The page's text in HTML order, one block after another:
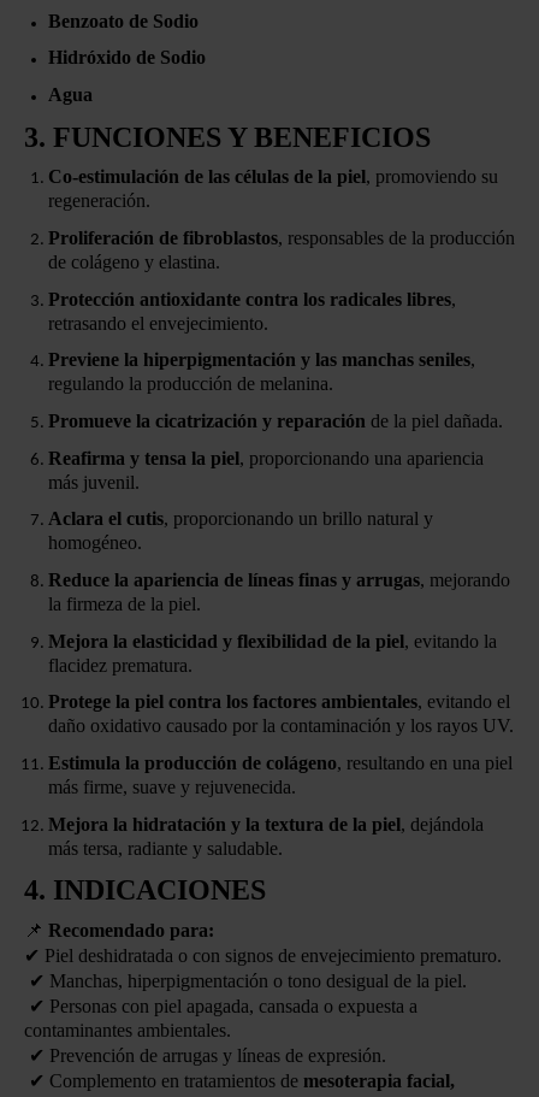
Benzoato de Sodio
Hidróxido de Sodio
Agua
3. FUNCIONES Y BENEFICIOS
Co-estimulación de las células de la piel, promoviendo su
regeneración.
Proliferación de fibroblastos, responsables de la producción
de colágeno y elastina.
Protección antioxidante contra los radicales libres,
retrasando el envejecimiento.
Previene la hiperpigmentación y las manchas seniles,
regulando la producción de melanina.
Promueve la cicatrización y reparación de la piel dañada.
Reafirma y tensa la piel, proporcionando una apariencia
más juvenil.
Aclara el cutis, proporcionando un brillo natural y
homogéneo.
Reduce la apariencia de líneas finas y arrugas, mejorando
la firmeza de la piel.
Mejora la elasticidad y flexibilidad de la piel, evitando la
flacidez prematura.
Protege la piel contra los factores ambientales, evitando el
daño oxidativo causado por la contaminación y los rayos UV.
Estimula la producción de colágeno, resultando en una piel
más firme, suave y rejuvenecida.
Mejora la hidratación y la textura de la piel, dejándola
más tersa, radiante y saludable.
4. INDICACIONES
📌 Recomendado para:
✔ Piel deshidratada o con signos de envejecimiento prematuro.
✔ Manchas, hiperpigmentación o tono desigual de la piel.
✔ Personas con piel apagada, cansada o expuesta a
contaminantes ambientales.
✔ Prevención de arrugas y líneas de expresión.
✔ Complemento en tratamientos de mesoterapia facial,